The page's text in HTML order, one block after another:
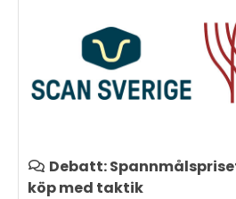
Debatt:
köp med taktik